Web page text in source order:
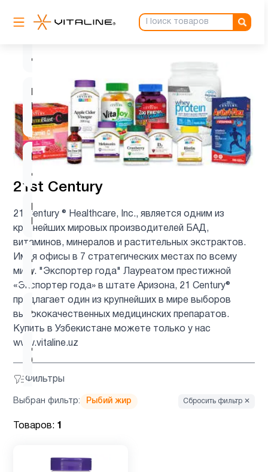
21st Century
21 Century ® Healthcare, Inc., является одним из
крупнейших мировых производителей БАД,
витаминов, минералов и растительных экстрактов.
Имея офисы в 7 стратегических местах по всему
миру. "Экспортер года" Лауреатом престижной
«Экспортер года» в штате Аризона, 21 Century®
предлагает один из крупнейших в мире выборов
высококачественных медицинских препаратов.
Купить в Узбекистане можете только у нас
www.vitaline.uz
Фильтры
Витамин
детей
Витамин
D для
детей
Витамин
д3
9
1
Детские
мультивитамины
Детям
Для
беременных
1
похудения
Выбран фильтр: Рыбий жир Сбросить фильтр ✕
Товаров: 1